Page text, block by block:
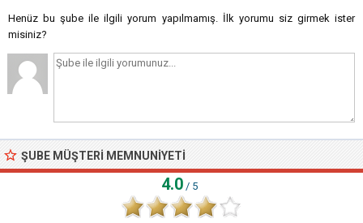
Henüz bu şube ile ilgili yorum yapılmamış. İlk yorumu siz girmek ister
misiniz?
ŞUBE MÜŞTERI MEMNUNIYETI
4.0 / 5